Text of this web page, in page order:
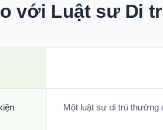
với Luật sư Di
Một luật sư di trú thường